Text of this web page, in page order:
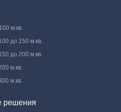
м.кв.
до 150 м.кв.
до 200 м.кв.
м.кв.
м.кв.
решения